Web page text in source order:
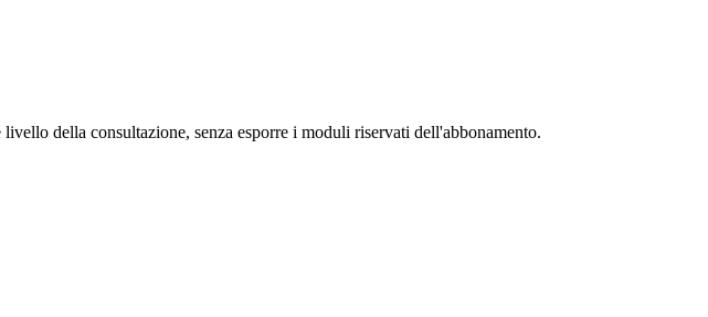
della consultazione, senza esporre i moduli riservati dell'abbonamento.